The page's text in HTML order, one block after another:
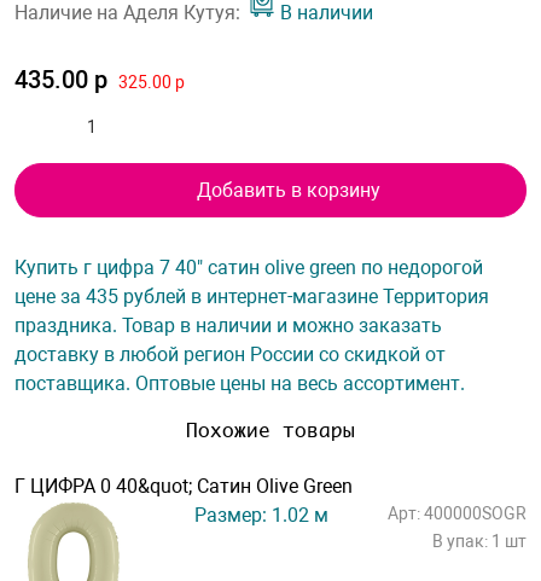
Наличие на Аделя Кутуя:
В наличии
435.00 р 325.00 р
Добавить в корзину
Купить г цифра 7 40" сатин olive green по недорогой
цене за 435 рублей в интернет-магазине Территория
праздника. Товар в наличии и можно заказать
доставку в любой регион России со скидкой от
поставщика. Оптовые цены на весь ассортимент.
Похожие товары
Г ЦИФРА 0 40&quot; Сатин Olive Green
Размер: 1.02 м
Арт: 400000SOGR
В упак: 1 шт